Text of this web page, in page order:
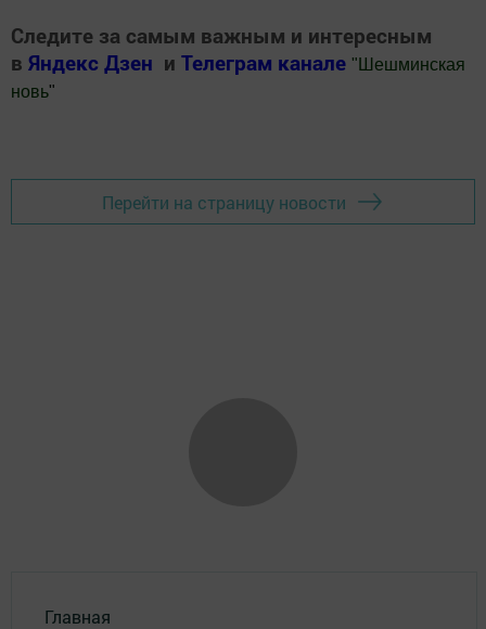
Следите за самым важным и интересным
в Яндекс Дзен и Телеграм канале " Шешминская
новь"
Перейти на страницу новости
Главная